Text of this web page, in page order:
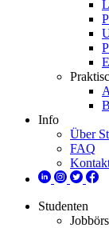
Info
Über
FAQ
Studenten